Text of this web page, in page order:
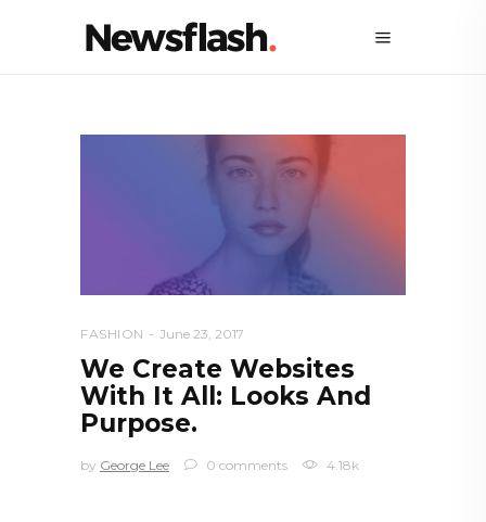
FASHION June 23, 2017
We Create Websites
With It All: Looks And
Purpose.
by George Lee 0 comments 4.18k